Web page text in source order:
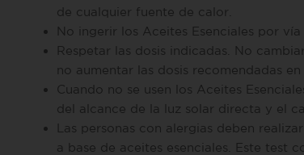
de cualquier fuente de calor.
No ingerir los Aceites Esenciales por
Respetar las dosis indicadas. No
no aumentar las dosis recomendadas
Cuando no se usen los Aceites
del alcance de la luz solar directa y el
Las personas con alergias deben
a base de aceites esenciales. Este test